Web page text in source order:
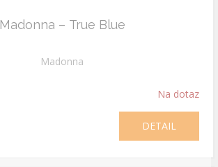
Madonna – True Blue
Madonna
Na dotaz
DETAIL